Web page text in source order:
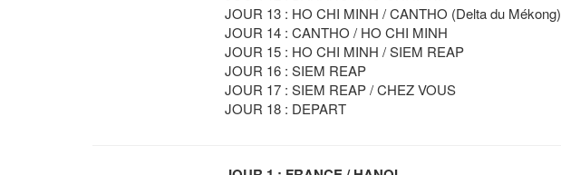
JOUR 13 : HO CHI MINH / CANTHO (Delta du Mékong)
JOUR 14 : CANTHO / HO CHI MINH
JOUR 15 : HO CHI MINH / SIEM REAP
JOUR 16 : SIEM REAP
JOUR 17 : SIEM REAP / CHEZ VOUS
JOUR 18 : DEPART